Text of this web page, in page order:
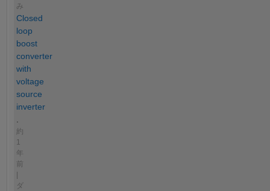
み
Closed
loop
boost
converter
with
voltage
source
inverter
約
1
年
前
|
ダ